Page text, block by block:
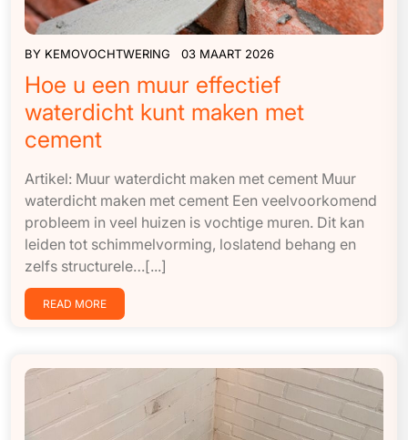
BY KEMOVOCHTWERING 03 MAART 2026
Hoe u een muur effectief
waterdicht kunt maken met
cement
Artikel: Muur waterdicht maken met cement Muur
waterdicht maken met cement Een veelvoorkomend
probleem in veel huizen is vochtige muren. Dit kan
leiden tot schimmelvorming, loslatend behang en
zelfs structurele…[...]
READ MORE